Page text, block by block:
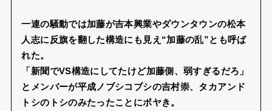
一連の騒動では加藤が吉本興業やダウンタウンの松本
人志に反旗を翻した構造にも見え“加藤の乱”とも呼ば
れた。
「新聞でVS構造にしてたけど加藤側、弱すぎるだろ」
とメンバーが平成ノブシコブシの吉村崇、タカアンド
トシのトシのみたったことにボヤき。